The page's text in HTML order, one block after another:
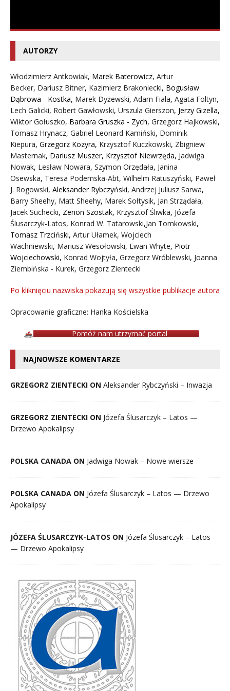
AUTORZY
Włodzimierz Antkowiak, Marek Baterowicz, Artur
Becker, Dariusz Bitner, Kazimierz Brakoniecki, Bogusław
Dąbrowa - Kostka, Marek Dyżewski, Adam Fiala, Agata Foltyn,
Lech Galicki, Robert Gawłowski, Urszula Gierszon, Jerzy Gizella,
Wiktor Gołuszko, Barbara Gruszka - Zych, Grzegorz Hajkowski,
Tomasz Hrynacz, Gabriel Leonard Kamiński, Dominik
Kiepura, Grzegorz Kozyra, Krzysztof Kuczkowski, Zbigniew
Masternak, Dariusz Muszer, Krzysztof Niewrzęda, Jadwiga
Nowak, Lesław Nowara, Szymon Orzędała, Janina
Osewska, Teresa Podemska-Abt, Wilhelm Ratuszyński, Paweł
J. Rogowski, Aleksander Rybczyński, Andrzej Juliusz Sarwa,
Barry Sheehy, Matt Sheehy, Marek Sołtysik, Jan Strządała,
Jacek Suchecki, Zenon Szostak, Krzysztof Śliwka, Józefa
Ślusarczyk-Latos, Konrad W. Tatarowski,Jan Tomkowski,
Tomasz Trzciński, Artur Ułamek, Wojciech
Wachniewski, Mariusz Wesołowski, Ewan Whyte, Piotr
Wojciechowski, Konrad Wojtyła, Grzegorz Wróblewski, Joanna
Ziembińska - Kurek, Grzegorz Zientecki
Po kliknięciu nazwiska pokazują się wszystkie publikacje autora
Opracowanie graficzne: Hanka Kościelska
Pomóż nam utrzymać portal
NAJNOWSZE KOMENTARZE
GRZEGORZ ZIENTECKI ON Aleksander Rybczyński – Inwazja
GRZEGORZ ZIENTECKI ON Józefa Ślusarczyk – Latos —
Drzewo Apokalipsy
POLSKA CANADA ON Jadwiga Nowak – Nowe wiersze
POLSKA CANADA ON Józefa Ślusarczyk – Latos — Drzewo
Apokalipsy
JÓZEFA ŚLUSARCZYK-LATOS ON Józefa Ślusarczyk – Latos
— Drzewo Apokalipsy